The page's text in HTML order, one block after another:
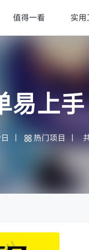
值得一看 实用
上
热门项目